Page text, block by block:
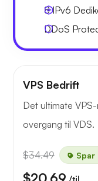
8 IPv6
DDoS
VPS Bedrift
Det ultimate
overgang til VDS.
$34.49
$20.69